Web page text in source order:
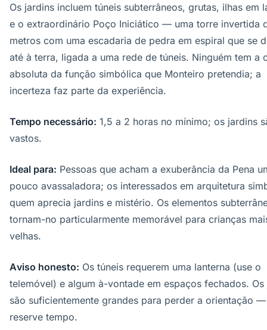
Os jardins incluem túneis subterrâneos, grutas, ilhas em
e o extraordinário Poço Iniciático — uma torre invertida
metros com uma escadaria de pedra em espiral que se
até à terra, ligada a uma rede de túneis. Ninguém tem a
absoluta da função simbólica que Monteiro pretendia; a
incerteza faz parte da experiência.
Tempo necessário: 1,5 a 2 horas no mínimo; os jardins
vastos.
Ideal para: Pessoas que acham a exuberância da Pena
pouco avassaladora; os interessados em arquitetura
quem aprecia jardins e mistério. Os elementos
tornam-no particularmente memorável para crianças
velhas.
Aviso honesto: Os túneis requerem uma lanterna (use o
telemóvel) e algum à-vontade em espaços fechados. Os
são suficientemente grandes para perder a orientação —
reserve tempo.